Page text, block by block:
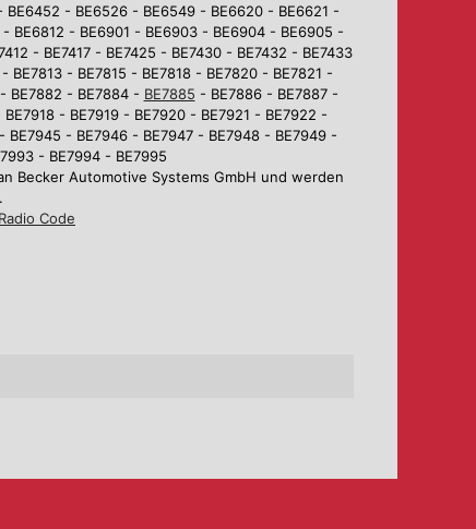
- BE6526 - BE6549 - BE6620 - BE6621 -
BE6812 - BE6901 - BE6903 - BE6904 - BE6905 -
- BE7417 - BE7425 - BE7430 - BE7432 - BE7433
- BE7815 - BE7818 - BE7820 - BE7821 -
BE7882 - BE7884 - BE7885 - BE7886 - BE7887 -
- BE7919 - BE7920 - BE7921 - BE7922 -
- BE7946 - BE7947 - BE7948 - BE7949 -
- BE7994 - BE7995
Becker Automotive Systems GmbH und werden
Code